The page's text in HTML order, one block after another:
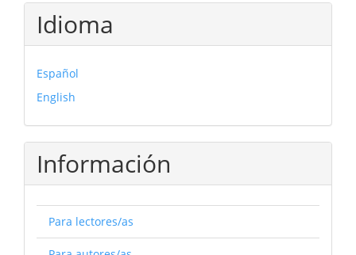
Idioma
Español
English
Información
Para lectores/as